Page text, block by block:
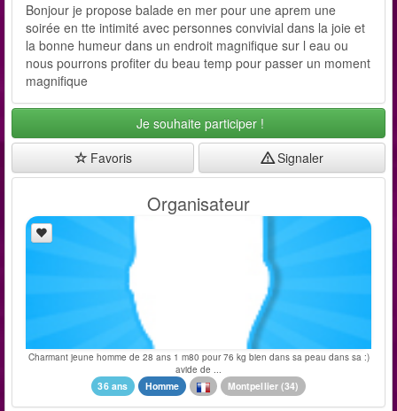
Bonjour je propose balade en mer pour une aprem une
soirée en tte intimité avec personnes convivial dans la joie et
la bonne humeur dans un endroit magnifique sur l eau ou
nous pourrons profiter du beau temp pour passer un moment
magnifique
Je souhaite participer !
Favoris
Signaler
Organisateur
Charmant jeune homme de 28 ans 1 m80 pour 76 kg bien dans sa peau dans sa :)
avide de ...
36 ans Homme Montpellier (34)